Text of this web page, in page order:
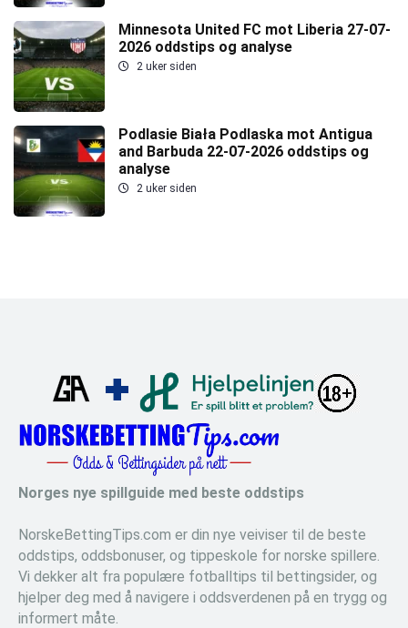
Minnesota United FC mot Liberia 27-07-
2026 oddstips og analyse
2 uker siden
Podlasie Biała Podlaska mot Antigua
and Barbuda 22-07-2026 oddstips og
analyse
2 uker siden
Norges nye spillguide med beste oddstips
NorskeBettingTips.com er din nye veiviser til de beste
oddstips, oddsbonuser, og tippeskole for norske spillere.
Vi dekker alt fra populære fotballtips til bettingsider, og
hjelper deg med å navigere i oddsverdenen på en trygg og
informert måte.